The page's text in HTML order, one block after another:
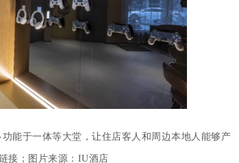
能于一体等大堂，让住店客人和周边本地人能够产
接；图片来源：IU酒店